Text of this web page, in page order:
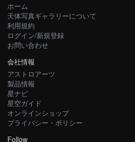
ホーム
天体写真ギャラリーについて
利用規約
ログイン/新規登録
お問い合わせ
会社情報
アストロアーツ
製品情報
星ナビ
星空ガイド
オンラインショップ
プライバシー・ポリシー
Follow